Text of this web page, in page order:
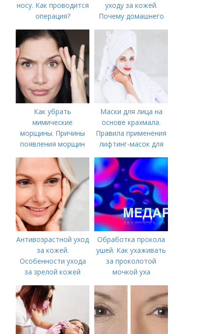
носу. Как проводится
операция?
уходу за кожей.
Почему домашнего
Как убрать
мимические
морщины. Причины
появления морщин
Маски для лица на
основе крахмала.
Правила применения
лифтинг-масок для
Антивозрастной уход
за кожей.
Особенности ухода
за зрелой кожей
Обработка прокола
ушей. Как ухаживать
за проколотой
мочкой уха